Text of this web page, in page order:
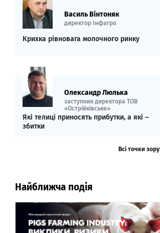
Василь Вінтоняк
директор Інфагро
Крихка рівновага молочного ринку
Олександр Люлька
заступник директора ТОВ
«Острійківське»
Які телиці приносять прибутки, а які ‒
збитки
Всі точки зору
Найближча подія